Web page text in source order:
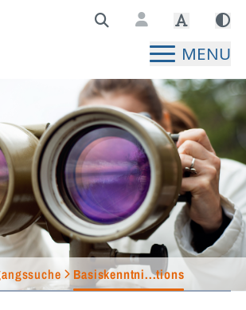
Fernunterricht Hauptseite
MENU
Basiskenntni...tions